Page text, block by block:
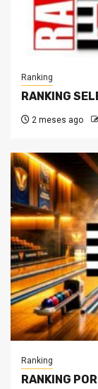
Ranking
RANKING
2 meses ago
Ranking
RANKING